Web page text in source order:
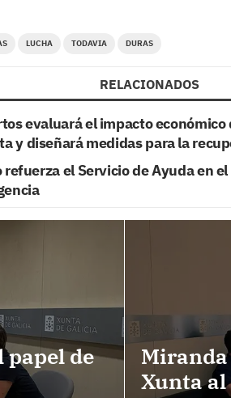
LUCHA TODAVIA DURAS
RELACIONADOS
evaluará el impacto
y diseñará medidas para la
refuerza el Servicio de Ayuda en
papel de
Miranda
Xunta al